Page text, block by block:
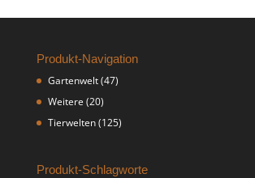
Produkt-Navigation
Gartenwelt(47)
Weitere (20)
Tierwelten(125)
Produkt-Schlagworte